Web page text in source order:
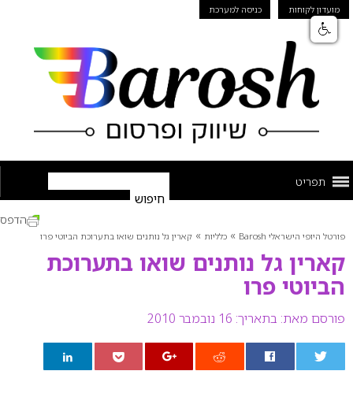
מועדון לקוחות כניסה למערכת
תפריט
פורטל היופי הישראלי Barosh » כלליות » קארין גל נותנים שואו בתערוכת הביוטי פרו
קארין גל נותנים שואו בתערוכת
הביוטי פרו
פורסם מאת: בתאריך: 16 נובמבר 2010
הדפס